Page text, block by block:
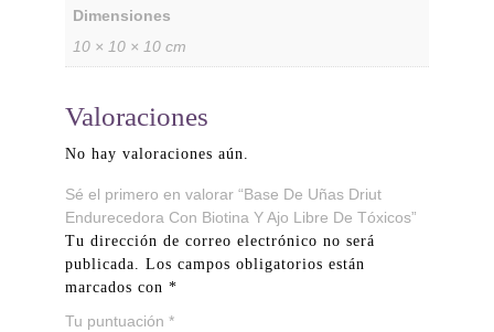
Dimensiones
10 × 10 × 10 cm
Valoraciones
No hay valoraciones aún.
Sé el primero en valorar “Base De Uñas Driut
Endurecedora Con Biotina Y Ajo Libre De Tóxicos”
Tu dirección de correo electrónico no será
publicada. Los campos obligatorios están
marcados con *
Tu puntuación *